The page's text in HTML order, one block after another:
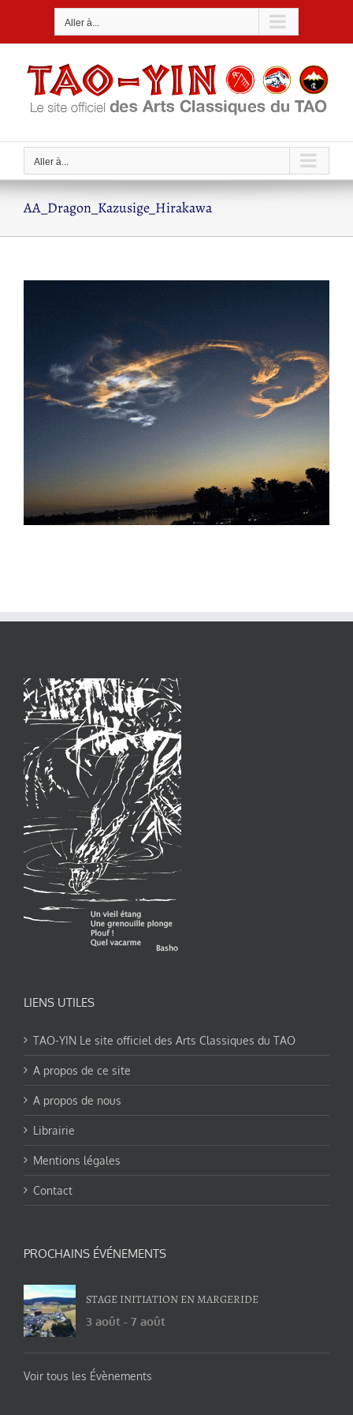
Aller à...
Aller à...
AA_Dragon_Kazusige_Hirakawa
LIENS UTILES
TAO-YIN Le site officiel des Arts Classiques du TAO
A propos de ce site
A propos de nous
Librairie
Mentions légales
Contact
PROCHAINS ÉVÉNEMENTS
STAGE INITIATION EN MARGERIDE
3 août - 7 août
Voir tous les Évènements